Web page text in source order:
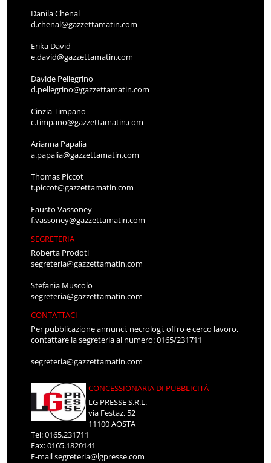
Danila Chenal
d.chenal@gazzettamatin.com
Erika David
e.david@gazzettamatin.com
Davide Pellegrino
d.pellegrino@gazzettamatin.com
Cinzia Timpano
c.timpano@gazzettamatin.com
Arianna Papalia
a.papalia@gazzettamatin.com
Thomas Piccot
t.piccot@gazzettamatin.com
Fausto Vassoney
f.vassoney@gazzettamatin.com
SEGRETERIA
Roberta Prodoti
segreteria@gazzettamatin.com
Stefania Muscolo
segreteria@gazzettamatin.com
CONTATTACI
Per pubblicazione annunci, necrologi, offro e cerco lavoro,
contattare la segreteria al numero: 0165/231711
segreteria@gazzettamatin.com
CONCESSIONARIA DI PUBBLICITÀ
LG PRESSE S.R.L.
via Festaz, 52
11100 AOSTA
Tel: 0165.231711
Fax: 0165.1820141
E-mailsegreteria@lgpresse.com